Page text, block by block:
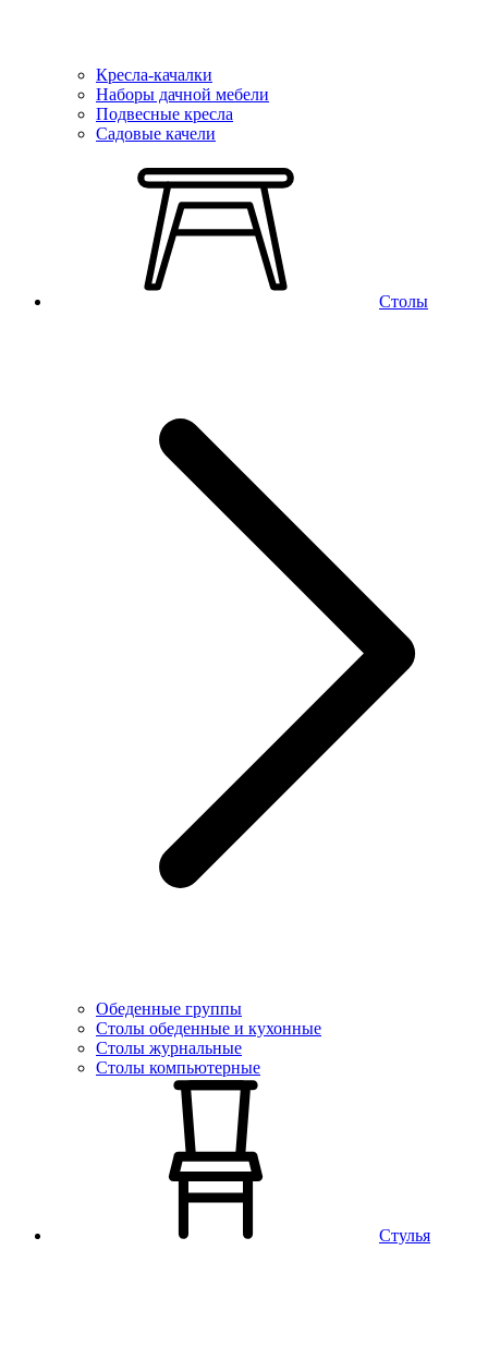
Кресла-качалки
Наборы дачной мебели
Подвесные кресла
Садовые качели
Столы
Обеденные группы
Столы обеденные и кухонные
Столы журнальные
Столы компьютерные
Стулья